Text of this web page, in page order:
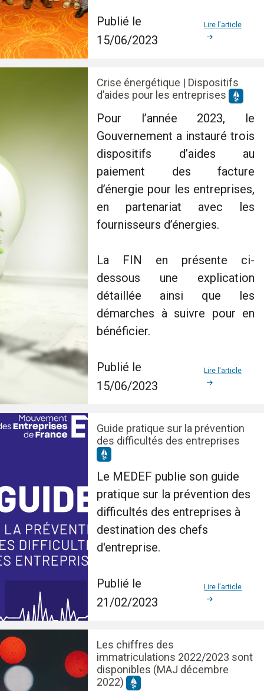
Publié le
15/06/2023
Lire l'article
Crise énergétique | Dispositifs
d’aides pour les entreprises
Pour l’année 2023, le
Gouvernement a instauré trois
dispositifs d’aides au
paiement des facture
d’énergie pour les entreprises,
en partenariat avec les
fournisseurs d’énergies.
La FIN en présente ci-
dessous une explication
détaillée ainsi que les
démarches à suivre pour en
bénéficier.
Publié le
15/06/2023
Lire l'article
Guide pratique sur la prévention
des difficultés des entreprises
Le MEDEF publie son guide
pratique sur la prévention des
difficultés des entreprises à
destination des chefs
d'entreprise.
Publié le
21/02/2023
Lire l'article
Les chiffres des
immatriculations 2022/2023 sont
disponibles (MAJ décembre
2022)